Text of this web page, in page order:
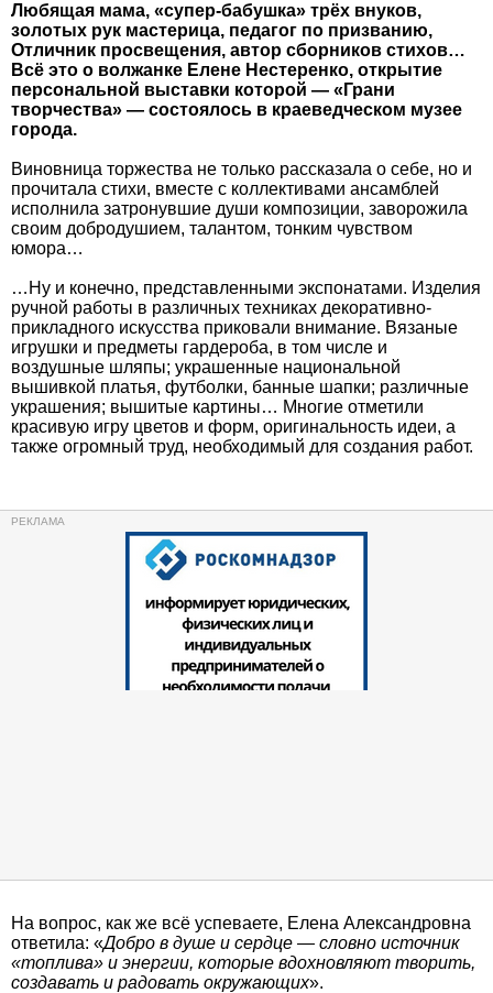
Любящая мама, «супер-бабушка» трёх внуков,
золотых рук мастерица, педагог по призванию,
Отличник просвещения, автор сборников стихов…
Всё это о волжанке Елене Нестеренко, открытие
персональной выставки которой — «Грани
творчества» — состоялось в краеведческом музее
города.
Виновница торжества не только рассказала о себе, но и
прочитала стихи, вместе с коллективами ансамблей
исполнила затронувшие души композиции, заворожила
своим добродушием, талантом, тонким чувством
юмора…
…Ну и конечно, представленными экспонатами. Изделия
ручной работы в различных техниках декоративно-
прикладного искусства приковали внимание. Вязаные
игрушки и предметы гардероба, в том числе и
воздушные шляпы; украшенные национальной
вышивкой платья, футболки, банные шапки; различные
украшения; вышитые картины… Многие отметили
красивую игру цветов и форм, оригинальность идеи, а
также огромный труд, необходимый для создания работ.
На вопрос, как же всё успеваете, Елена Александровна
ответила: «Добро в душе и сердце — словно источник
«топлива» и энергии, которые вдохновляют творить,
создавать и радовать окружающих».